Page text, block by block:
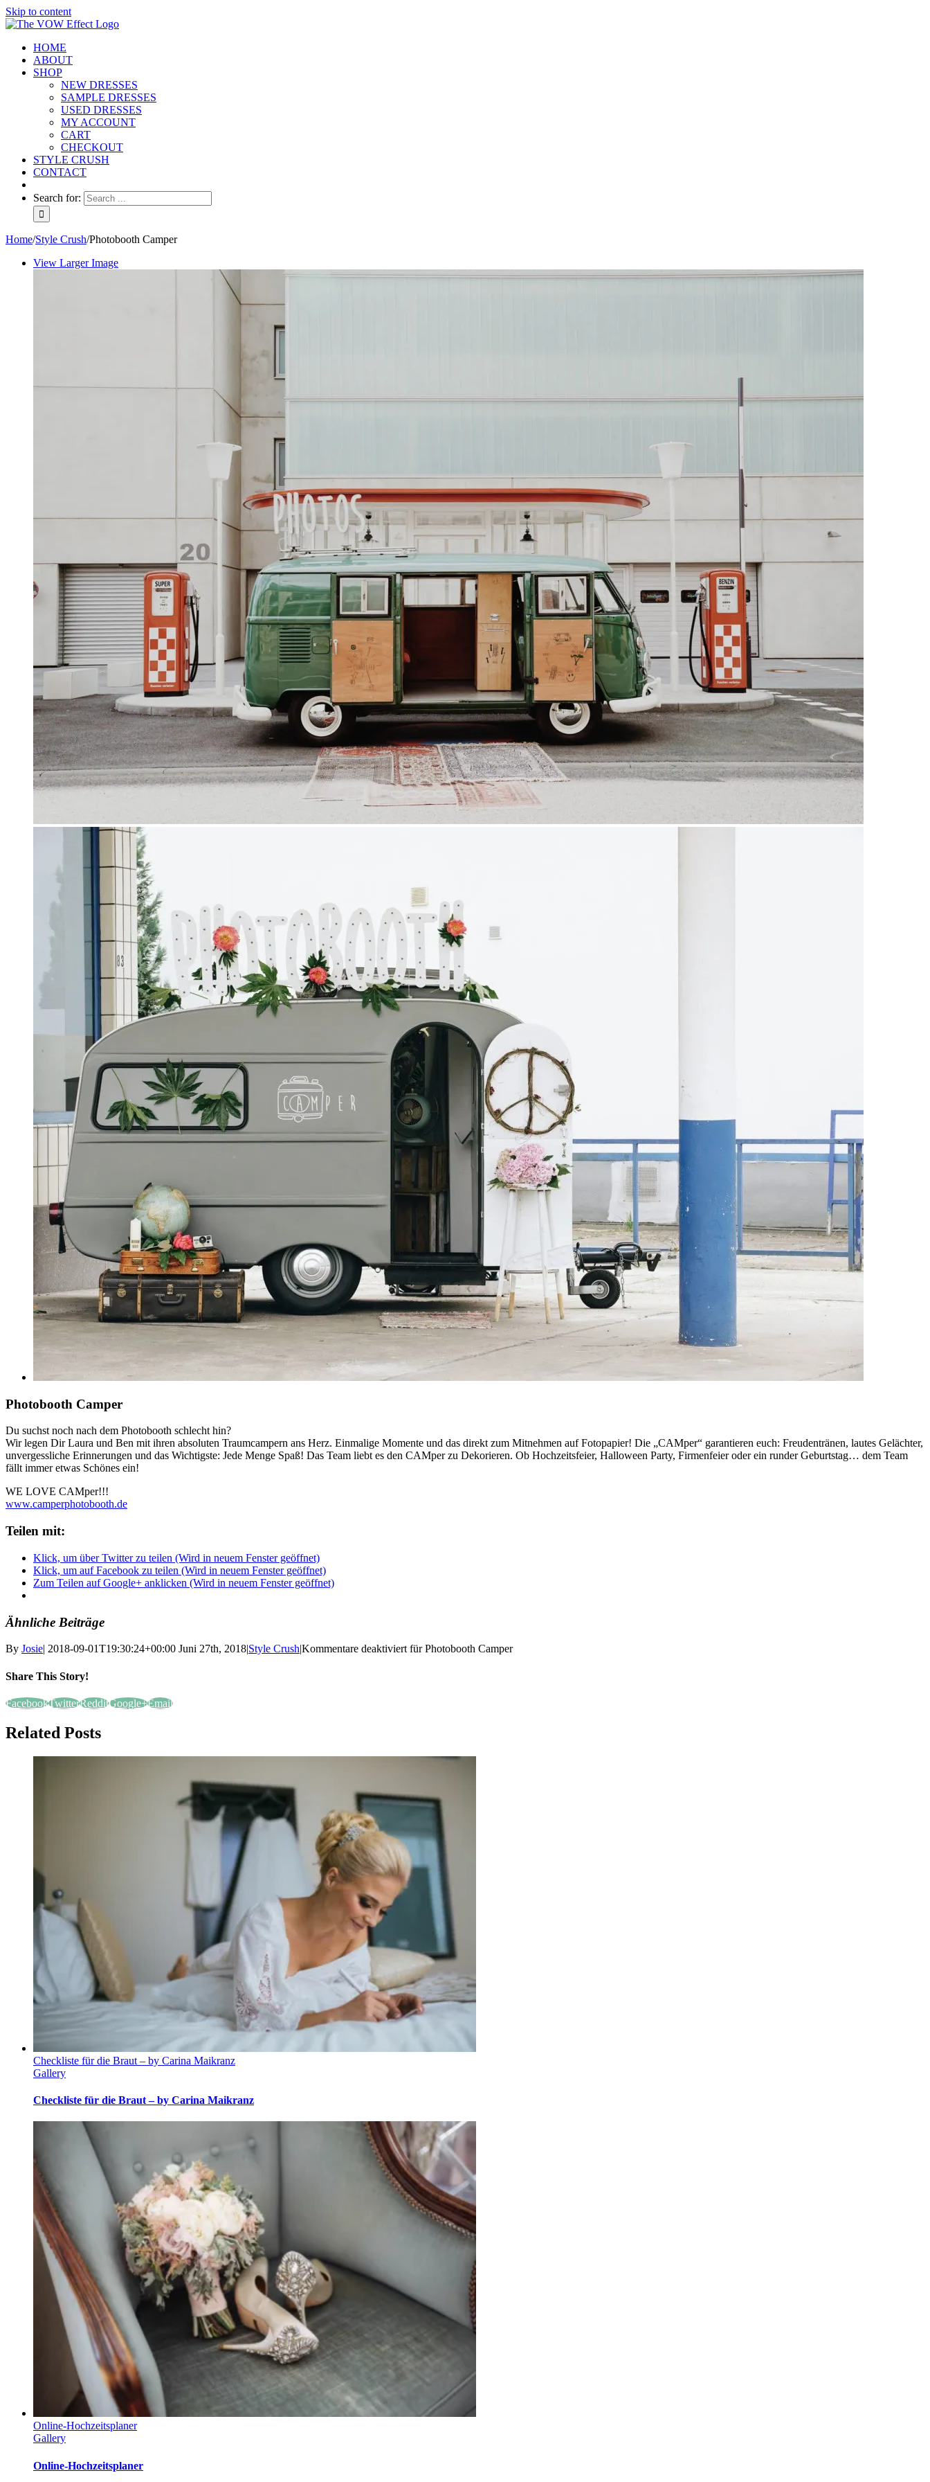
Skip to content
HOME
ABOUT
SHOP
NEW DRESSES
SAMPLE DRESSES
USED DRESSES
MY ACCOUNT
CART
CHECKOUT
STYLE CRUSH
CONTACT
Search for:
Home/Style Crush/Photobooth Camper
View Larger Image
Photobooth Camper
Du suchst noch nach dem Photobooth schlecht hin?
Wir legen Dir Laura und Ben mit ihren absoluten Traumcampern ans Herz. Einmalige Momente und das direkt zum Mitnehmen auf Fotopapier! Die „CAMper“ garantieren euch: Freudentränen, lautes Gelächter,
unvergessliche Erinnerungen und das Wichtigste: Jede Menge Spaß! Das Team liebt es den CAMper zu Dekorieren. Ob Hochzeitsfeier, Halloween Party, Firmenfeier oder ein runder Geburtstag… dem Team
fällt immer etwas Schönes ein!
WE LOVE CAMper!!!
www.camperphotobooth.de
Teilen mit:
Klick, um über Twitter zu teilen (Wird in neuem Fenster geöffnet)
Klick, um auf Facebook zu teilen (Wird in neuem Fenster geöffnet)
Zum Teilen auf Google+ anklicken (Wird in neuem Fenster geöffnet)
Ähnliche Beiträge
By Josie| 2018-09-01T19:30:24+00:00 Juni 27th, 2018|Style Crush|Kommentare deaktiviert für Photobooth Camper
Share This Story!
FacebookTwitterRedditGoogle+Email
Related Posts
Checkliste für die Braut – by Carina Maikranz
Gallery
Checkliste für die Braut – by Carina Maikranz
Online-Hochzeitsplaner
Gallery
Online-Hochzeitsplaner